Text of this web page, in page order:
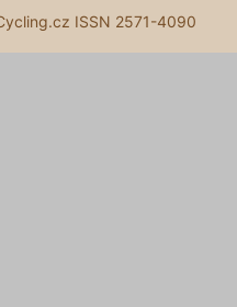
ISSN 2571-4090